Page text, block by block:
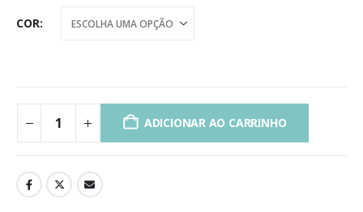
COR
ADICIONAR AO CARRINHO